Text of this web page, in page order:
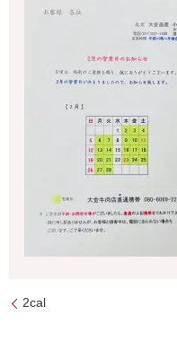
2cal